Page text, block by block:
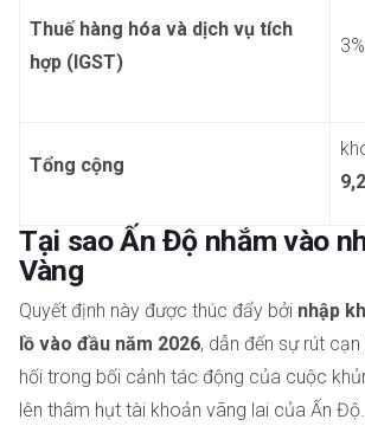
Thuế hàng hóa và dịch vụ tích
hợp (IGST)
3%
Tổng cộng
Tại sao Ấn Độ nhắm vào
Vàng
Quyết định này được thúc đẩy bởi nhập
lồ vào đầu năm 2026, dẫn đến sự rút
hối trong bối cảnh tác động của cuộc
lên thâm hụt tài khoản vãng lai của Ấn Độ.